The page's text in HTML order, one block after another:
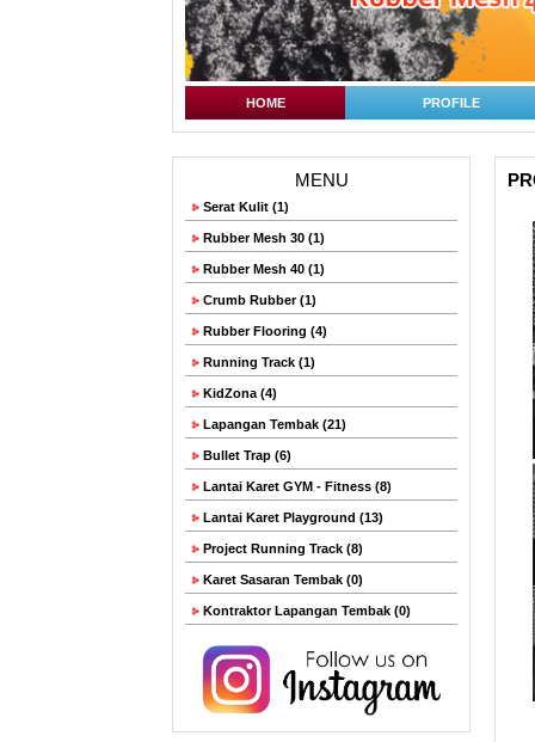
HOME PROFILE
MENU
Serat Kulit (1)
Rubber Mesh 30 (1)
Rubber Mesh 40 (1)
Crumb Rubber (1)
Rubber Flooring (4)
Running Track (1)
KidZona (4)
Lapangan Tembak (21)
Bullet Trap (6)
Lantai Karet GYM - Fitness (8)
Lantai Karet Playground (13)
Project Running Track (8)
Karet Sasaran Tembak (0)
Kontraktor Lapangan Tembak (0)